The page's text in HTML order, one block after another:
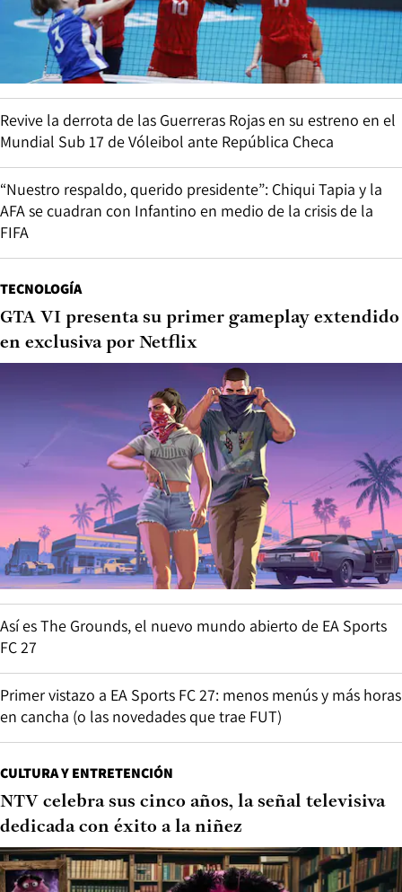
Revive la derrota de las Guerreras Rojas en su estreno en el
Mundial Sub 17 de Vóleibol ante República Checa
“Nuestro respaldo, querido presidente”: Chiqui Tapia y la
AFA se cuadran con Infantino en medio de la crisis de la
FIFA
TECNOLOGÍA
GTA VI presenta su primer gameplay extendido
en exclusiva por Netflix
Así es The Grounds, el nuevo mundo abierto de EA Sports
FC 27
Primer vistazo a EA Sports FC 27: menos menús y más horas
en cancha (o las novedades que trae FUT)
CULTURA Y ENTRETENCIÓN
NTV celebra sus cinco años, la señal televisiva
dedicada con éxito a la niñez